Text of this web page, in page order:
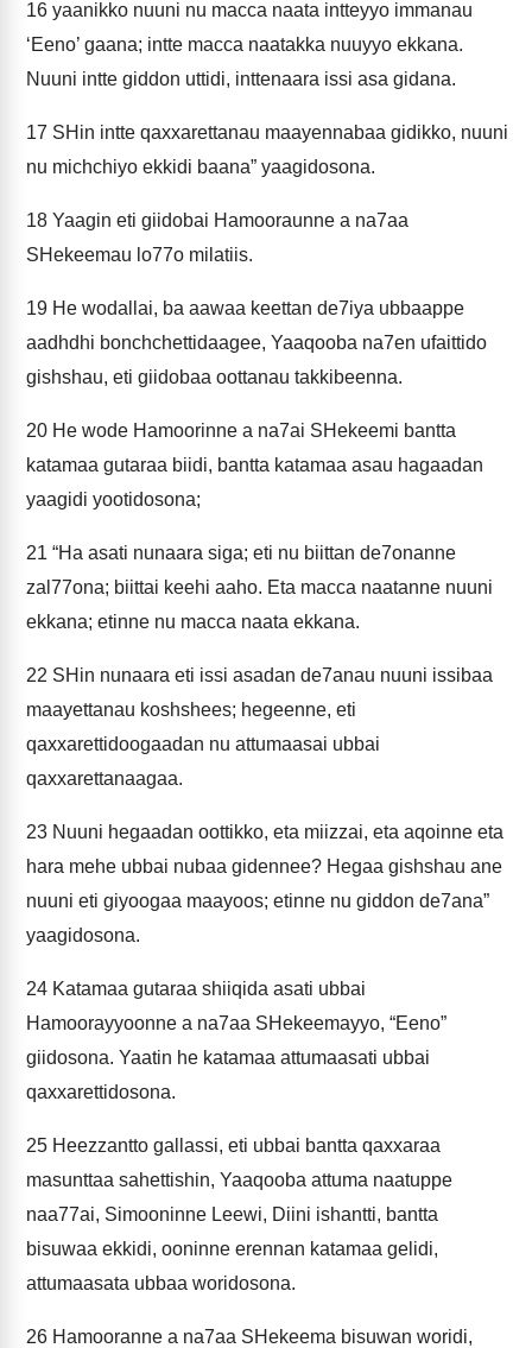
16 yaanikko nuuni nu macca naata intteyyo immanau
‘Eeno’ gaana; intte macca naatakka nuuyyo ekkana.
Nuuni intte giddon uttidi, inttenaara issi asa gidana.
17 SHin intte qaxxarettanau maayennabaa gidikko, nuuni
nu michchiyo ekkidi baana” yaagidosona.
18 Yaagin eti giidobai Hamooraunne a na7aa
SHekeemau lo77o milatiis.
19 He wodallai, ba aawaa keettan de7iya ubbaappe
aadhdhi bonchchettidaagee, Yaaqooba na7en ufaittido
gishshau, eti giidobaa oottanau takkibeenna.
20 He wode Hamoorinne a na7ai SHekeemi bantta
katamaa gutaraa biidi, bantta katamaa asau hagaadan
yaagidi yootidosona;
21 “Ha asati nunaara siga; eti nu biittan de7onanne
zal77ona; biittai keehi aaho. Eta macca naatanne nuuni
ekkana; etinne nu macca naata ekkana.
22 SHin nunaara eti issi asadan de7anau nuuni issibaa
maayettanau koshshees; hegeenne, eti
qaxxarettidoogaadan nu attumaasai ubbai
qaxxarettanaagaa.
23 Nuuni hegaadan oottikko, eta miizzai, eta aqoinne eta
hara mehe ubbai nubaa gidennee? Hegaa gishshau ane
nuuni eti giyoogaa maayoos; etinne nu giddon de7ana”
yaagidosona.
24 Katamaa gutaraa shiiqida asati ubbai
Hamoorayyoonne a na7aa SHekeemayyo, “Eeno”
giidosona. Yaatin he katamaa attumaasati ubbai
qaxxarettidosona.
25 Heezzantto gallassi, eti ubbai bantta qaxxaraa
masunttaa sahettishin, Yaaqooba attuma naatuppe
naa77ai, Simooninne Leewi, Diini ishantti, bantta
bisuwaa ekkidi, ooninne erennan katamaa gelidi,
attumaasata ubbaa woridosona.
26 Hamooranne a na7aa SHekeema bisuwan woridi,